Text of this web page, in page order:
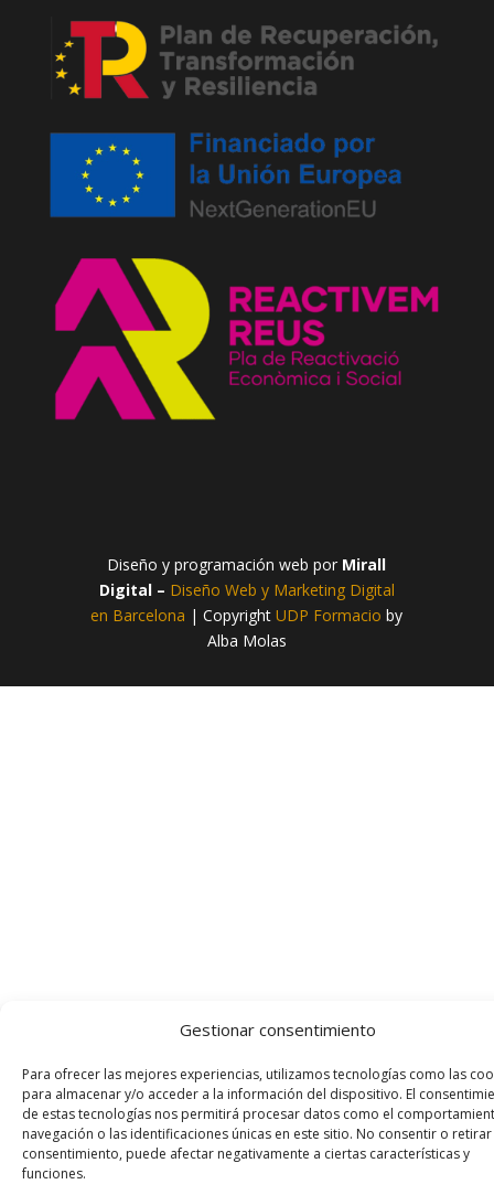
Gestionar consentimiento
Para ofrecer las mejores experiencias, utilizamos tecnologías como las
para almacenar y/o acceder a la información del dispositivo. El
de estas tecnologías nos permitirá procesar datos como el
navegación o las identificaciones únicas en este sitio. No consentir o
consentimiento, puede afectar negativamente a ciertas características y
funciones.
Diseño y programación web por Mirall
Digital – Diseño Web y Marketing Digital
en Barcelona | Copyright UDP Formacio by
Alba Molas